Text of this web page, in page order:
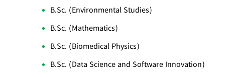
B.Sc. (Environmental Studies)
B.Sc. (Mathematics)
B.Sc. (Biomedical Physics)
B.Sc. (Data Science and Software Innovation)